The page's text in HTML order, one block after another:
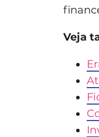
Veja